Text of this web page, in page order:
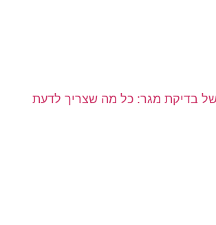
בדיקת מגר: כל מה שצריך לדעת